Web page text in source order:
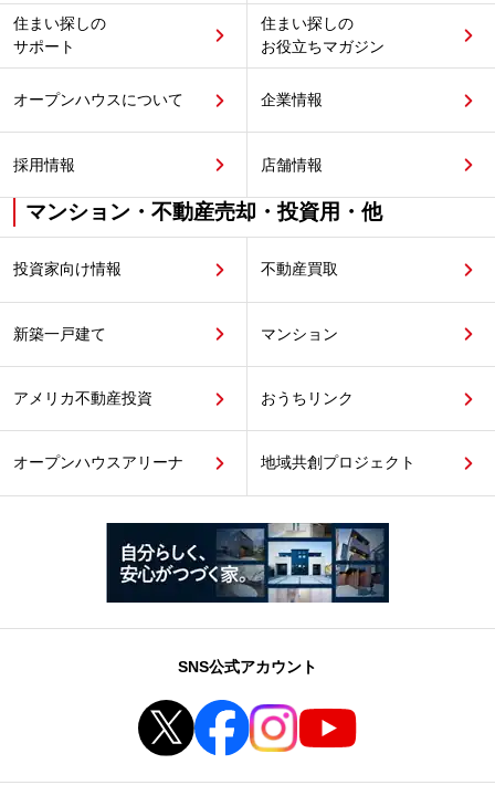
住まい探しの
サポート
住まい探しの
お役立ちマガジン
オープンハウスについて 企業情報
採用情報 店舗情報
マンション・不動産売却・投資用・他
投資家向け情報 不動産買取
新築一戸建て マンション
アメリカ不動産投資 おうちリンク
オープンハウスアリーナ 地域共創プロジェクト
SNS公式アカウント